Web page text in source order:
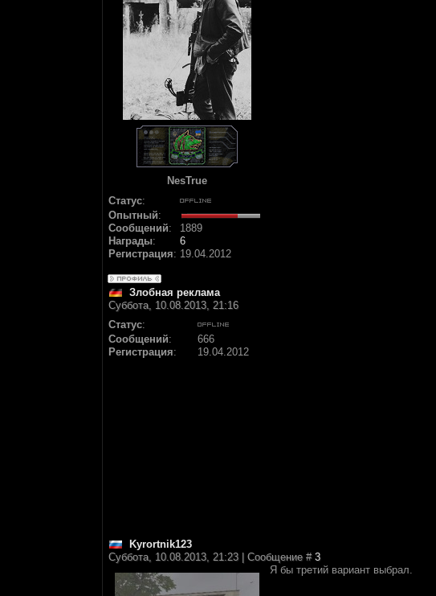
NesTrue
Статус:
Опытный:
Сообщений:
1889
Награды:
6
Регистрация: 19.04.2012
Злобная реклама
Суббота, 10.08.2013, 21:16
Статус:
Сообщений:
666
Регистрация: 19.04.2012
Kyrortnik123
Суббота, 10.08.2013, 21:23 | Сообщение # 3
Я бы третий вариант выбрал.